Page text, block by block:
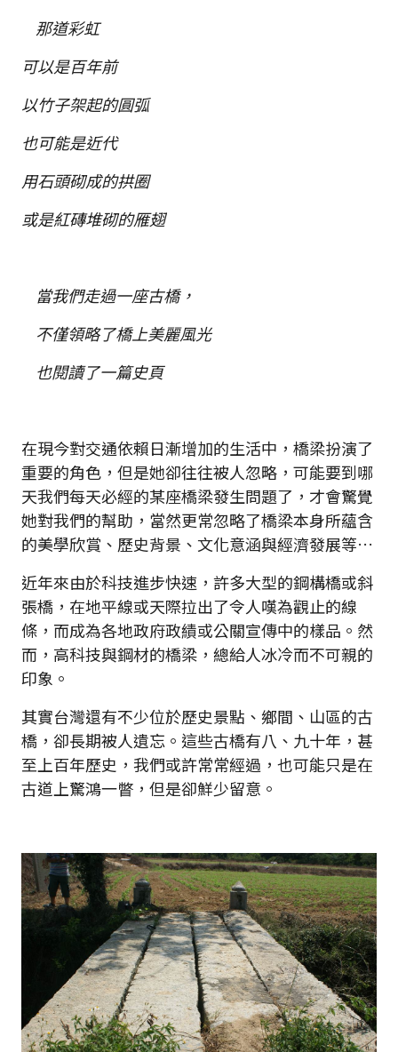
那道彩虹
可以是百年前
以竹子架起的圓弧
也可能是近代
用石頭砌成的拱圈
或是紅磚堆砌的雁翅
當我們走過一座古橋，
不僅領略了橋上美麗風光
也閱讀了一篇史頁
在現今對交通依賴日漸增加的生活中，橋梁扮演了
重要的角色，但是她卻往往被人忽略，可能要到哪
天我們每天必經的某座橋梁發生問題了，才會驚覺
她對我們的幫助，當然更常忽略了橋梁本身所蘊含
的美學欣賞、歷史背景、文化意涵與經濟發展等…
近年來由於科技進步快速，許多大型的鋼構橋或斜
張橋，在地平線或天際拉出了令人嘆為觀止的線
條，而成為各地政府政績或公關宣傳中的樣品。然
而，高科技與鋼材的橋梁，總給人冰冷而不可親的
印象。
其實台灣還有不少位於歷史景點、鄉間、山區的古
橋，卻長期被人遺忘。這些古橋有八、九十年，甚
至上百年歷史，我們或許常常經過，也可能只是在
古道上驚鴻一瞥，但是卻鮮少留意。